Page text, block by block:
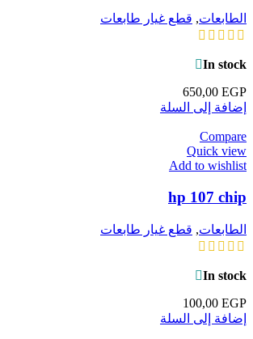
الطابعات, قطع غيار طابعات
In stock
650,00 EGP
إضافة إلى السلة
Compare
Quick view
Add to wishlist
hp 107 chip
الطابعات, قطع غيار طابعات
In stock
100,00 EGP
إضافة إلى السلة